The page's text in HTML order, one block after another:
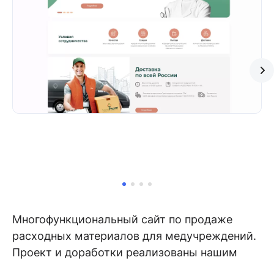
Многофункциональный сайт по продаже
расходных материалов для медучреждений.
Проект и доработки реализованы нашим